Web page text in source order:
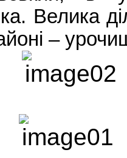
Велика
–